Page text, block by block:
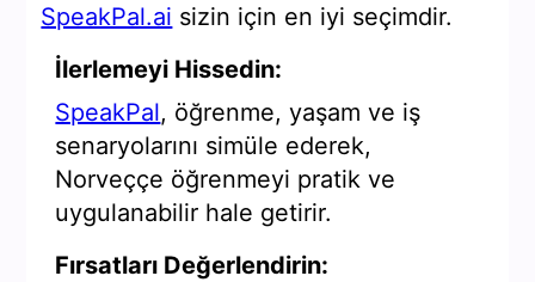
SpeakPal.ai sizin için en iyi seçimdir.
İlerlemeyi Hissedin:
SpeakPal, öğrenme, yaşam ve iş
senaryolarını simüle ederek,
Norveççe öğrenmeyi pratik ve
uygulanabilir hale getirir.
Fırsatları Değerlendirin: